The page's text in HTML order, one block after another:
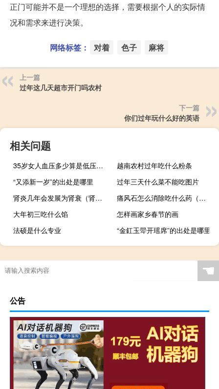
正门可能并不是一个理想的选择，需要根据个人的实际情
况和需求来进行决策。
网络标签： 对着 色子 麻将
上一篇
过年这几天超市开门吗农村
下一篇
你们过年玩什么好的英语
相关问题
35岁女人血压多少算是低压（35岁女人血压多少正常）
越南农村过年吃什么粉条
“又添新一岁”的出处是哪里
过年三天什么菜不能吃图片
肾炎几年会发展为肾衰（肾炎多少年会转成尿毒症）
痛风石怎么消除吃什么药（痛风石怎么消除）
大年初三吃什么馅
怎样画家乡春节的画
法硕是什么专业
“金釭玉斝开瑶席”的出处是哪里
☚
公告